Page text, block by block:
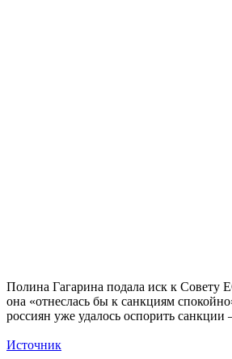
Полина Гагарина подала иск к Совету
она «отнеслась бы к санкциям
россиян уже удалось оспорить
Источник